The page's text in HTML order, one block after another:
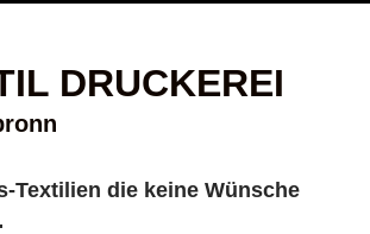
DRUCKEREI
Textilien die keine Wünsche